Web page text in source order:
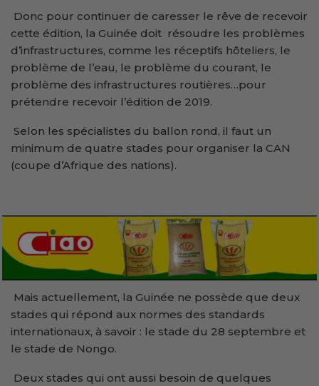
Donc pour continuer de caresser le rêve de recevoir
cette édition, la Guinée doit résoudre les problèmes
d’infrastructures, comme les réceptifs hôteliers, le
problème de l’eau, le problème du courant, le
problème des infrastructures routières…pour
prétendre recevoir l’édition de 2019.
Selon les spécialistes du ballon rond, il faut un
minimum de quatre stades pour organiser la CAN
(coupe d’Afrique des nations).
Mais actuellement, la Guinée ne possède que deux
stades qui répond aux normes des standards
internationaux, à savoir : le stade du 28 septembre et
le stade de Nongo.
Deux stades qui ont aussi besoin de quelques